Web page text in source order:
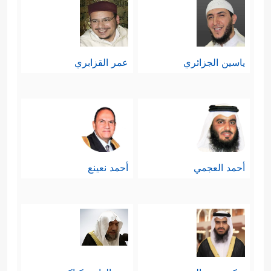
ٱلۡحَصِیدِ
وَٱلنَّخۡلَ بَاسِقَـٰتࣲ لَّهَا طَلۡعࣱ نَّضِیدࣱ
﴿١٠﴾
رِّزۡقࣰا لِّلۡعِبَادِۖ وَأَحۡیَیۡنَا بِهِۦ بَلۡدَةࣰ مَّیۡتࣰاۚ كَذَ ٰ⁠لِكَ
صغيرةٍ مدفونةٍ في التراب يقرِّبُ صورةَ
إعادة الحياة للإنسان بعد أن تُدفن خلاياه
في التراب أيضًا.
أصابَ أسلافهم المشركين من الأُمم
السابقة؛ لعلَّهم يتفكَّرون ويتَّعِظون
﴿كَذَّبَتۡ قَبۡلَهُمۡ قَوۡمُ نُوحࣲ وَأَصۡحَـٰبُ ٱلرَّسِّ وَثَمُودُ
ياسين الجزائري عمر القزابري
أحمد العجمي أحمد نعينع